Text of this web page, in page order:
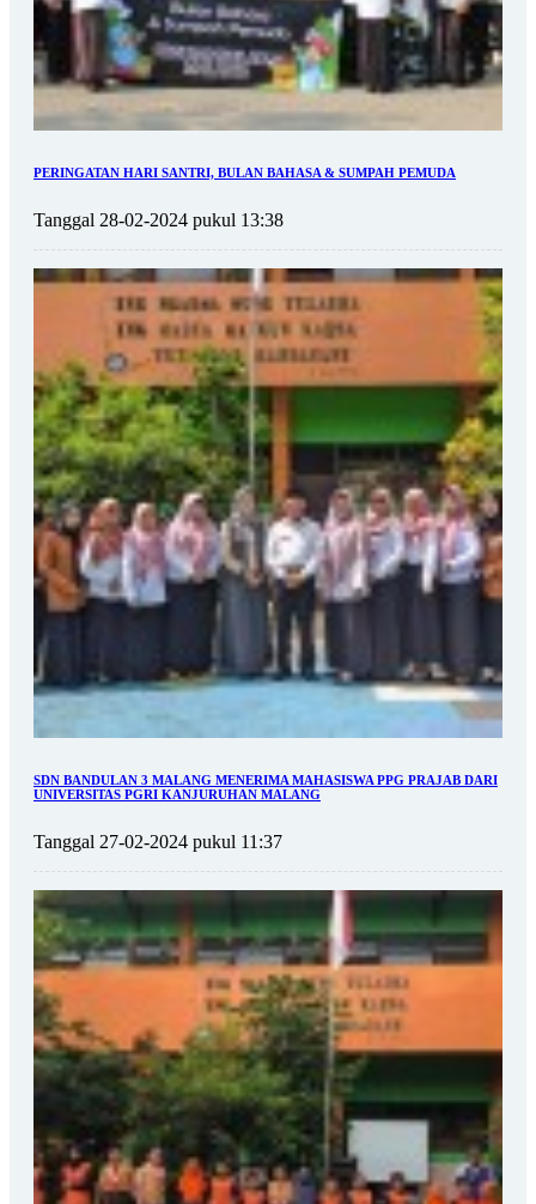
PERINGATAN HARI SANTRI, BULAN BAHASA & SUMPAH PEMUDA
Tanggal 28-02-2024 pukul 13:38
SDN BANDULAN 3 MALANG MENERIMA MAHASISWA PPG PRAJAB DARI
UNIVERSITAS PGRI KANJURUHAN MALANG
Tanggal 27-02-2024 pukul 11:37